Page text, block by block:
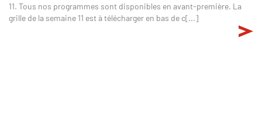
11. Tous nos programmes sont disponibles en avant-première. La
grille de la semaine 11 est à télécharger en bas de c[...]